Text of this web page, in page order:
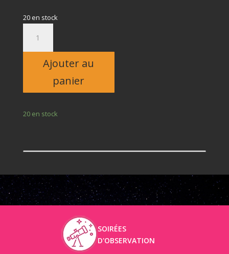
20 en stock
Adulte
Ajouter au
panier
20 en stock
SOIRÉES
D'OBSERVATION